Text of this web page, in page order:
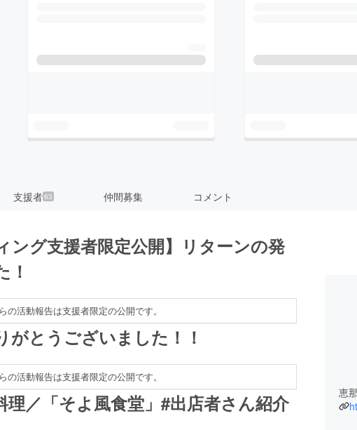
支援者63 仲間募集 コメント
ング支援者限定公開】リターンの発
！
の活動報告は支援者限定の公開です。
がとうございました！！
の活動報告は支援者限定の公開です。
理／「そよ風食堂」#出店者さん紹介
恵